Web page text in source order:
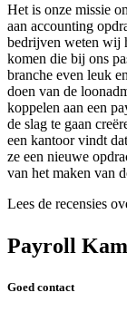
Het is onze missie
aan accounting
bedrijven weten wij
komen die bij ons
branche even leuk
doen van de
koppelen aan een
de slag te gaan
een kantoor vindt
ze een nieuwe
van het maken van
Lees de recensies
Payroll
Goed contact